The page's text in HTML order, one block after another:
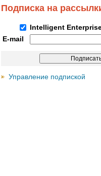
Подписка на
Intelligent
E-mail
Управление подпиской